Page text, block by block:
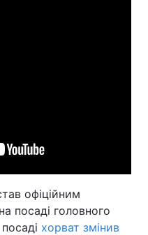
офіційним
посаді головного
хорват змінив